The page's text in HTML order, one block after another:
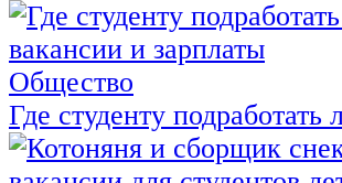
Общество
Где студенту